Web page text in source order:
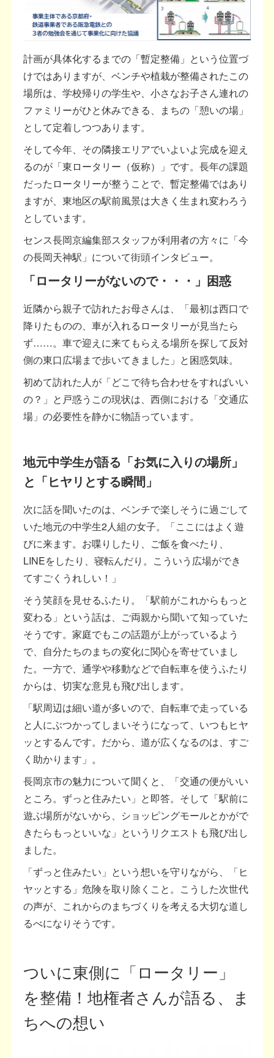
計画が具体化するまでの「暫定整備」という位置づ
けではありますが、ベンチや植栽が整備されたこの
場所は、学校帰りの学生や、小さなお子さん連れの
ファミリーがひと休みできる、まちの「憩いの場」
として定着しつつあります。
そして今年、その隣接エリアでいよいよ完成を迎え
るのが「東ロータリー（仮称）」です。長年の課題
だったロータリーが整うことで、暫定整備ではあり
ますが、東地区の駅前風景は大きく生まれ変わろう
としています。
センス長岡京編集部スタッフが利用者の方々に「今
の長岡天神駅」について街頭インタビュー。
「ロータリーがないので・・・」困惑
近隣から親子で訪れたお母さんは、「最初は西口で
降りたものの、車が入れるロータリーが見当たら
ず……。車で迎えに来てもらえる場所を探して反対
側の東口広場まで歩いてきました」と困惑気味。
初めて訪れた人が「どこで待ち合わせをすればいい
の？」と戸惑うこの現状は、西側における「交通広
場」の必要性を静かに物語っています。
地元中学生が語る「お気に入りの場所」
と「ヒヤリとする瞬間」
次に話を聞いたのは、ベンチで楽しそうに過ごして
いた地元の中学生2人組の女子。「ここにはよく遊
びに来ます。お喋りしたり、ご飯を食べたり、
LINEをしたり、寝転んだり。こういう広場ができ
てすごくうれしい！」
そう笑顔を見せるふたり。「駅前がこれからもっと
変わる」という話は、ご両親から聞いて知っていた
そうです。家庭でもこの話題が上がっているよう
で、自分たちのまちの変化に関心を寄せていまし
た。一方で、通学や移動などで自転車を使うふたり
からは、切実な意見も飛び出します。
「駅周辺は細い道が多いので、自転車で走っている
と人にぶつかってしまいそうになって、いつもヒヤ
ッとするんです。だから、道が広くなるのは、すご
く助かります」。
長岡京市の魅力について聞くと、「交通の便がいい
ところ。ずっと住みたい」と即答。そして「駅前に
遊ぶ場所がないから、ショッピングモールとかがで
きたらもっといいな」というリクエストも飛び出し
ました。
「ずっと住みたい」という想いを守りながら、「ヒ
ヤッとする」危険を取り除くこと。こうした次世代
の声が、これからのまちづくりを考える大切な道し
るべになりそうです。
ついに東側に「ロータリー」
を整備！地権者さんが語る、ま
ちへの想い